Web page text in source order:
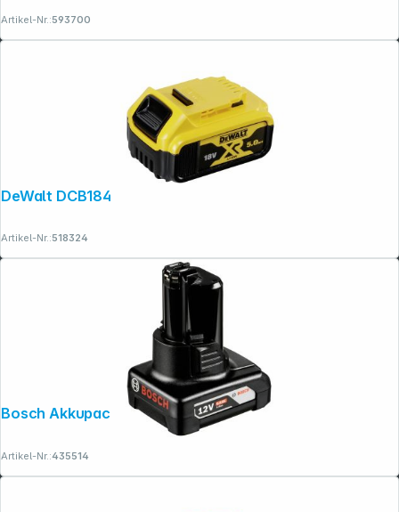
Artikel-Nr.:593700
Artikel-Nr.:518324
Bosch Akkupack GBA 12V 6,0 Ah
Artikel-Nr.:435514